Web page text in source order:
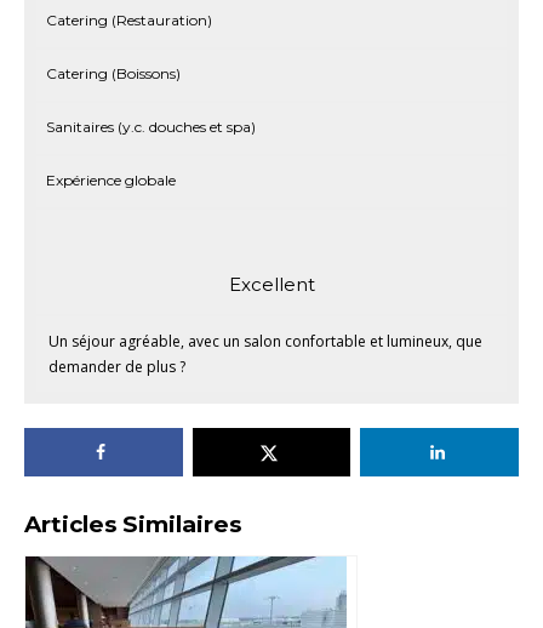
Catering (Restauration)
Catering (Boissons)
Sanitaires (y.c. douches et spa)
Expérience globale
Excellent
Un séjour agréable, avec un salon confortable et lumineux, que
demander de plus ?
Articles Similaires